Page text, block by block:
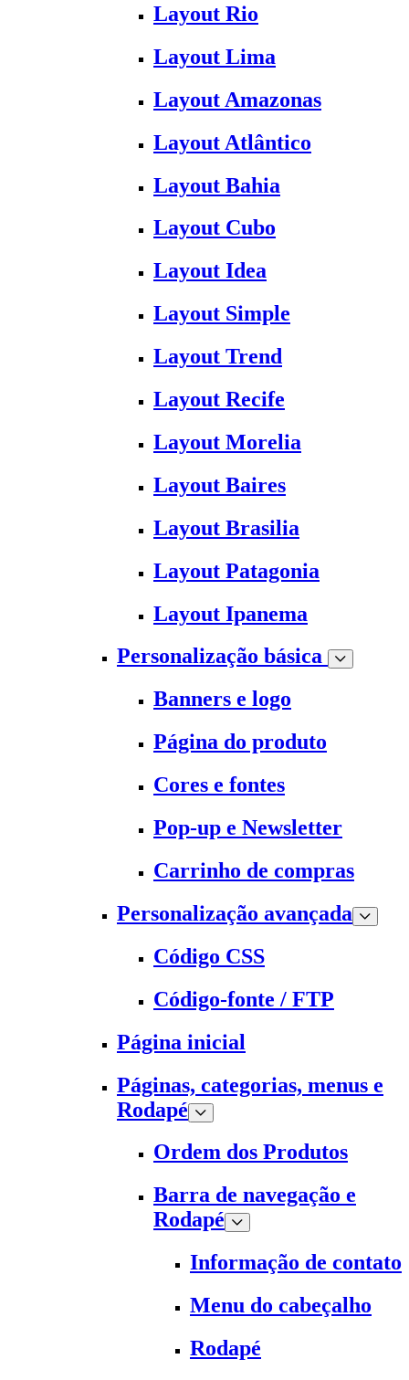
Layout Rio
Layout Lima
Layout Amazonas
Layout Atlântico
Layout Bahia
Layout Cubo
Layout Idea
Layout Simple
Layout Trend
Layout Recife
Layout Morelia
Layout Baires
Layout Brasilia
Layout Patagonia
Layout Ipanema
Personalização básica
Banners e logo
Página do produto
Cores e fontes
Pop-up e Newsletter
Carrinho de compras
Personalização avançada
Código CSS
Código-fonte / FTP
Página inicial
Páginas, categorias, menus e
Rodapé
Ordem dos Produtos
Barra de navegação e
Rodapé
Informação de contato
Menu do cabeçalho
Rodapé